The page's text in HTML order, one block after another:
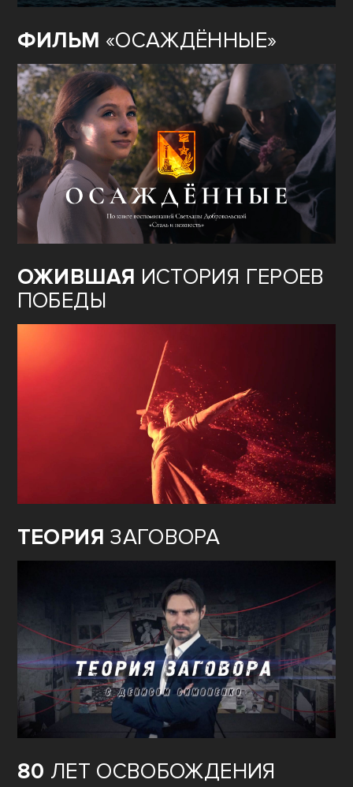
ФИЛЬМ «ОСАЖДЁННЫЕ»
ОЖИВШАЯ ИСТОРИЯ ГЕРОЕВ
ПОБЕДЫ
ТЕОРИЯ ЗАГОВОРА
80 ЛЕТ ОСВОБОЖДЕНИЯ